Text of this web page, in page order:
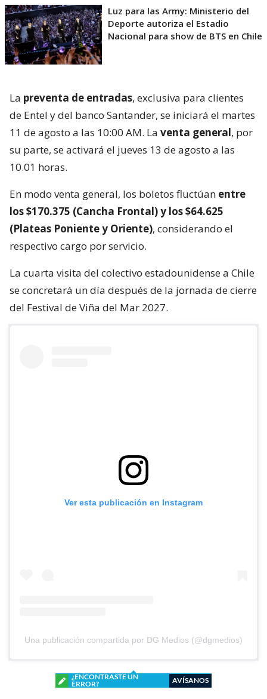
Luz para las Army: Ministerio del
Deporte autoriza el Estadio
Nacional para show de BTS en Chile
La preventa de entradas, exclusiva para clientes
de Entel y del banco Santander, se iniciará el martes
11 de agosto a las 10:00 AM. La venta general, por
su parte, se activará el jueves 13 de agosto a las
10.01 horas.
En modo venta general, los boletos fluctúan entre
los $170.375 (Cancha Frontal) y los $64.625
(Plateas Poniente y Oriente), considerando el
respectivo cargo por servicio.
La cuarta visita del colectivo estadounidense a Chile
se concretará un día después de la jornada de cierre
del Festival de Viña del Mar 2027.
Ver esta publicación en Instagram
Una publicación compartida por DG Medios (@dgmedios)
¿ENCONTRASTE UN
ERROR?
AVÍSANOS